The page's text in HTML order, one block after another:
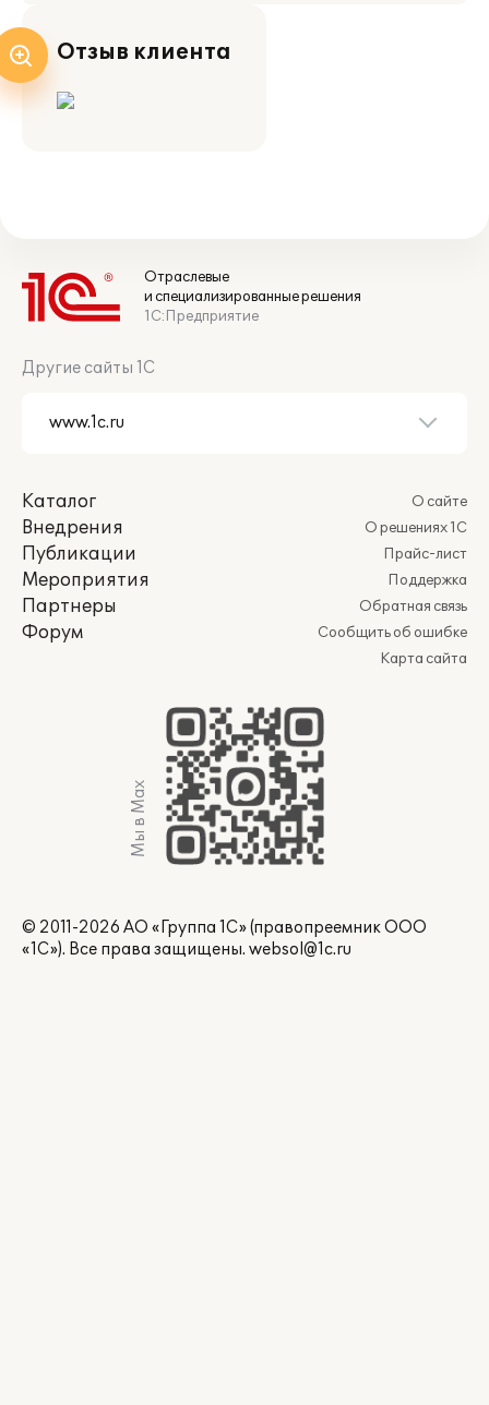
Отзыв клиента
Отраслевые
и специализированные решения
1С:Предприятие
Другие сайты 1С
Каталог
Внедрения
Публикации
Мероприятия
Партнеры
Форум
О сайте
О решениях 1С
Прайс-лист
Поддержка
Обратная связь
Сообщить об ошибке
Карта сайта
Мы в Max
© 2011-2026 АО «Группа 1С» (правопреемник ООО
«1С»). Все права защищены. websol@1c.ru